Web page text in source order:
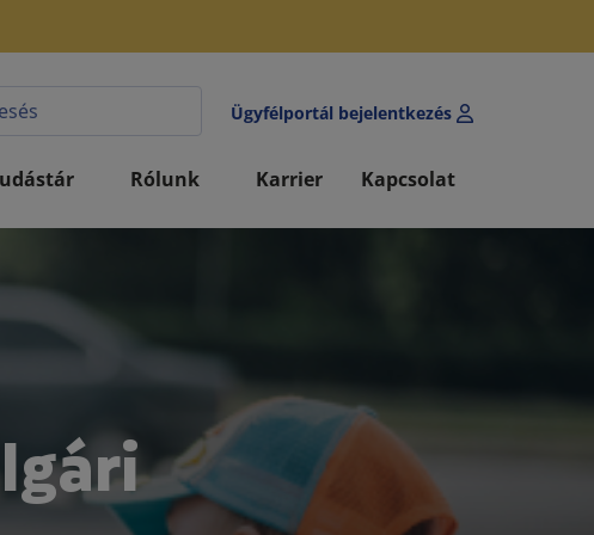
Ügyfélportál bejelentkezés
Rólunk Karrier Kapcsolat